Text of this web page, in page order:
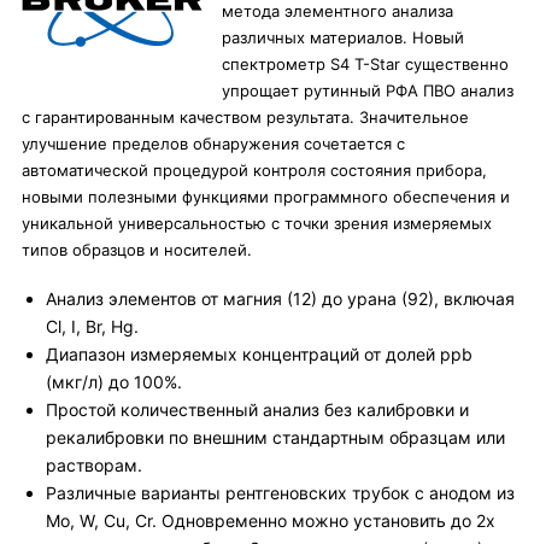
метода элементного анализа
различных материалов. Новый
спектрометр S4 T-Star существенно
упрощает рутинный РФА ПВО анализ
с гарантированным качеством результата. Значительное
улучшение пределов обнаружения сочетается с
автоматической процедурой контроля состояния прибора,
новыми полезными функциями программного обеспечения и
уникальной универсальностью с точки зрения измеряемых
типов образцов и носителей.
Анализ элементов от магния (12) до урана (92), включая
Cl, I, Br, Hg.
Диапазон измеряемых концентраций от долей ppb
(мкг/л) до 100%.
Простой количественный анализ без калибровки и
рекалибровки по внешним стандартным образцам или
растворам.
Различные варианты рентгеновских трубок с анодом из
Mo, W, Cu, Cr. Одновременно можно установить до 2х